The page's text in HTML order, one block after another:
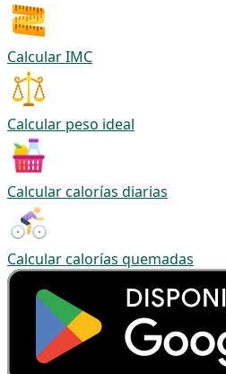
Calcular IMC
Calcular peso ideal
Calcular calorías diarias
Calcular calorías quemadas